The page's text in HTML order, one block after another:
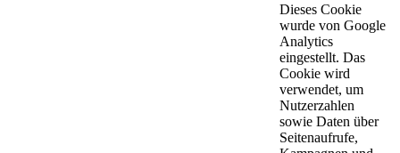
Dieses Cookie
wurde von Google
Analytics
eingestellt. Das
Cookie wird
verwendet, um
Nutzerzahlen
sowie Daten über
Seitenaufrufe,